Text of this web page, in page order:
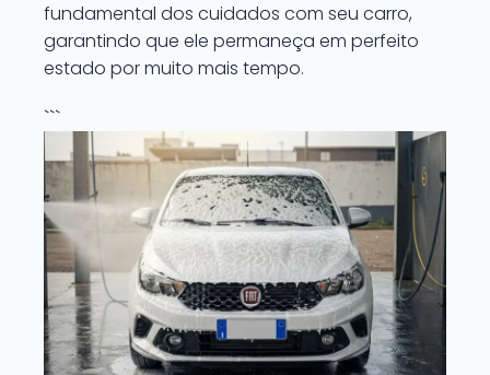
fundamental dos cuidados com seu carro,
garantindo que ele permaneça em perfeito
estado por muito mais tempo.
```